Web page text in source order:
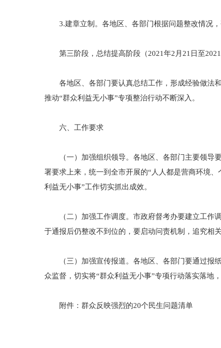
3.建章立制。各地区、各部门根据问题整改情况，
第三阶段，总结提高阶段（2021年2月21日至2021
各地区、各部门要认真总结工作，形成经验做法和
推动“群众利益无小事”专项整治行动不断深入。
六、工作要求
（一）加强组织领导。各地区、各部门主要领导要
署要求上来，统一到全市开展的“人人都是营商环境
利益无小事”工作切实抓出成效。
（二）加强工作调度。市政府督考办要建立工作调
于通报后仍整改不到位的，要启动问责机制，追究相
（三）加强宣传报道。各地区、各部门要通过报纸
众监督，切实将“群众利益无小事”专项行动落实落地
附件：群众反映强烈的20个民生问题清单